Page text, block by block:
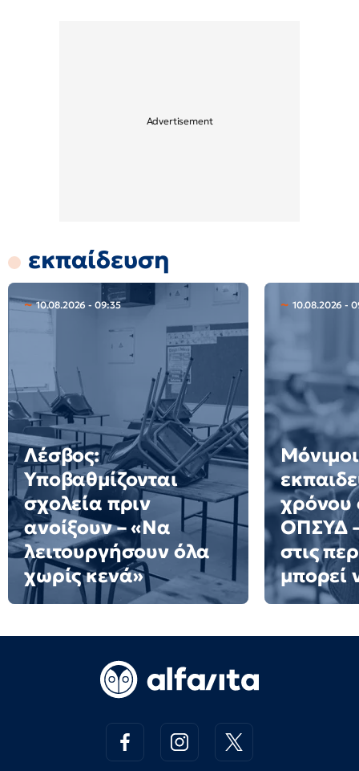
εκπαίδευση
10.08.2026 - 09:35
Λέσβος:
Υποβαθμίζονται
σχολεία πριν
ανοίξουν – «Να
λειτουργήσουν όλα
χωρίς κενά»
10.08.2026 -
χρόνου
ΟΠΣΥΔ
στις
μπορεί